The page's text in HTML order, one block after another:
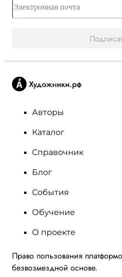
Авторы
Каталог
Справочник
Блог
События
Обучение
О проекте
Право пользования
безвозмездной основе.